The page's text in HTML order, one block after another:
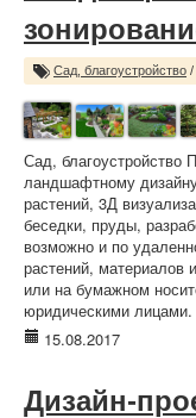
Сад, благоустройство /
Сад, благоустройство
ландшафтному
растений, 3Д
беседки, пруды,
возможно и по
растений, материалов
или на бумажном
юридическими лицами.
15.08.2017
Дизайн-